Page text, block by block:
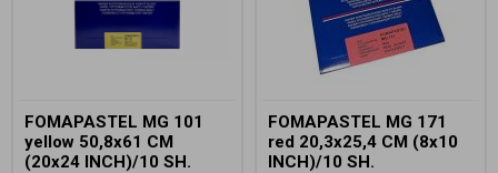
FOMAPASTEL MG 101
yellow 50,8x61 CM
(20x24 INCH)/10 SH.
FOMAPASTEL MG 171
red 20,3x25,4 CM (8x10
INCH)/10 SH.